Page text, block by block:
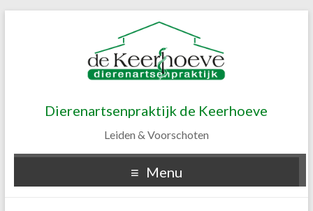
Dierenartsenpraktijk de Keerhoeve
Leiden & Voorschoten
Menu